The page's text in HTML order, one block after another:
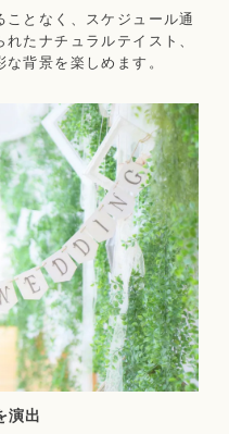
となく、スケジュール通
たナチュラルテイスト、
背景を楽しめます。
演出